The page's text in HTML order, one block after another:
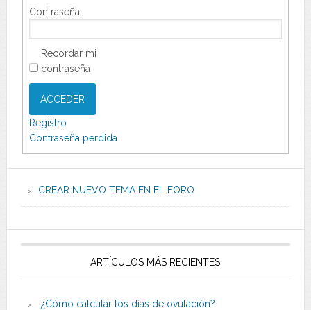
Contraseña:
Recordar mi
contraseña
ACCEDER
Registro
Contraseña perdida
CREAR NUEVO TEMA EN EL FORO
ARTÍCULOS MÁS RECIENTES
¿Cómo calcular los días de ovulación?